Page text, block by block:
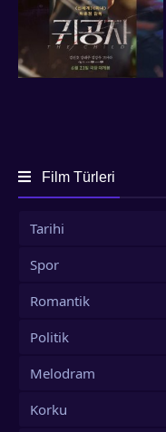
Film Türleri
Tarihi
Spor
Romantik
Politik
Melodram
Korku